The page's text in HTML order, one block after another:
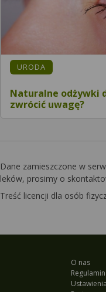
KATEGORIA:
URODA
Naturalne odżywki
zwrócić uwagę?
Dane zamieszczone w
leków, prosimy o
Treść licencji dla osób
O nas
Regulamin